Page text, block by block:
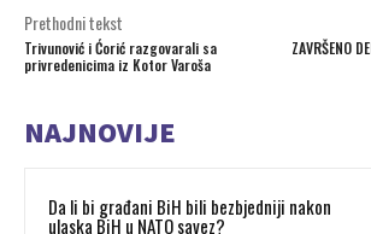
Prethodni tekst
Trivunović i Ćorić razgovarali sa
privredenicima iz Kotor Varoša
ZAVRŠENO
NAJNOVIJE
Da li bi građani BiH bili bezbjedniji nakon
ulaska BiH u NATO savez?